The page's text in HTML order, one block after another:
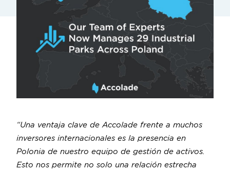
“Una ventaja clave de Accolade frente a muchos
inversores internacionales es la presencia en
Polonia de nuestro equipo de gestión de activos.
Esto nos permite no solo una relación estrecha